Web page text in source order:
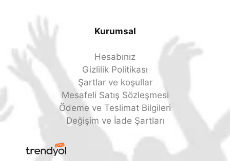
Kurumsal
Hesabınız
Gizlilik Politikası
Şartlar ve koşullar
Mesafeli Satış Sözleşmesi
Ödeme ve Teslimat Bilgileri
Değişim ve İade Şartları